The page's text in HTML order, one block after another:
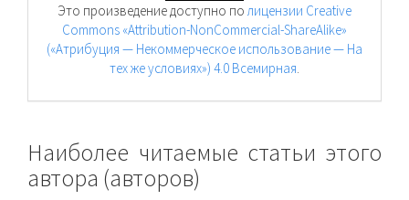
Это произведение доступно полицензии Creative
Commons «Attribution-NonCommercial-ShareAlike»
(«Атрибуция — Некоммерческое использование — На
тех же условиях») 4.0 Всемирная.
Наиболее читаемые статьи этого
автора (авторов)